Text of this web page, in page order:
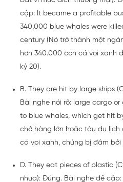
cập: It became a profitable
340,000 blue whales were
century (Nó trở thành một
hơn 340.000 con cá voi xanh
kỷ 20).
B. They are hit by large ships
Bài nghe nói rõ: large cargo
to blue whales, which get hit
chở hàng lớn hoặc tàu du
cá voi xanh, chúng bị đâm
D. They eat pieces of plastic
nhựa): Đúng. Bài nghe đề